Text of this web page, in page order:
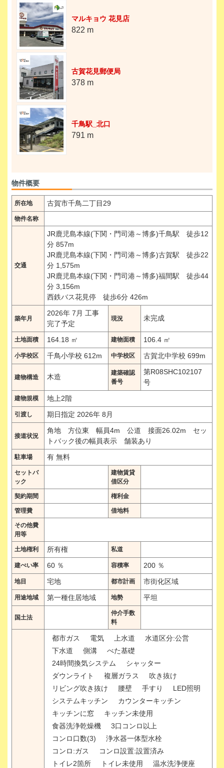
マルキョウ 花見店
822 m
古賀花見郵便局
378 m
千鳥駅_北口
791 m
物件概要
所在地 古賀市千鳥二丁目29
物件名称
交通
JR鹿児島本線(下関・門司港～博多)千鳥駅 徒歩12
分 857m
JR鹿児島本線(下関・門司港～博多)古賀駅 徒歩22
分 1,575m
JR鹿児島本線(下関・門司港～博多)福間駅 徒歩44
分 3,156m
西鉄バス花見停 徒歩6分 426m
築年月
2026年 7月 工事
完了予定
現況 未完成
土地面積 164.18 ㎡ 建物面積 106.4 ㎡
小学校区 千鳥小学校 612m 中学校区 古賀北中学校 699m
建物構造 木造
建築確認
番号
第R08SHC102107
号
建物規模 地上2階
引渡し 期日指定 2026年 8月
接道状況
角地 方位東 幅員4m 公道 接面26.02m セッ
トバック後の幅員表示 舗装あり
駐車場 有 無料
セットバ
ック
建物賃貸
借区分
契約期間 権利金
管理費 借地料
その他費
用等
土地権利 所有権 私道
建ぺい率 60 ％ 容積率 200 ％
地目 宅地 都市計画 市街化区域
用途地域 第一種住居地域 地勢 平坦
国土法
仲介手数
料
都市ガス 電気 上水道
水道区分:公営
下水道
側溝
べた基礎
24時間換気システム
シャッター
ダウンライト
複層ガラス
吹き抜け
リビング吹き抜け
腰壁 手すり
LED照明
システムキッチン
カウンターキッチン
キッチンに窓
キッチン未使用
食器洗浄乾燥機
3口コンロ以上
コンロ口数(3)
浄水器一体型水栓
コンロ:ガス
コンロ設置:設置済み
トイレ2箇所
トイレ未使用 温水洗浄便座